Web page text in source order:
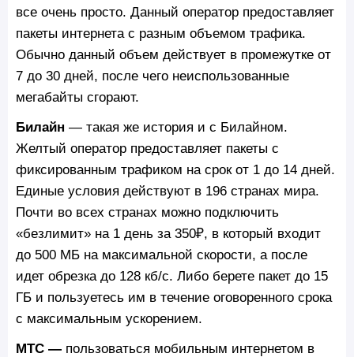
все очень просто. Данный оператор предоставляет
пакеты интернета с разным объемом трафика.
Обычно данный объем действует в промежутке от
7 до 30 дней, после чего неиспользованные
мегабайты сгорают.
Билайн — такая же история и с Билайном.
Желтый оператор предоставляет пакеты с
фиксированным трафиком на срок от 1 до 14 дней.
Единые условия действуют в 196 странах мира.
Почти во всех странах можно подключить
«безлимит» на 1 день за 350₽, в который входит
до 500 МБ на максимальной скорости, а после
идет обрезка до 128 кб/c. Либо берете пакет до 15
ГБ и пользуетесь им в течение оговоренного срока
с максимальным ускорением.
МТС — пользоваться мобильным интернетом в